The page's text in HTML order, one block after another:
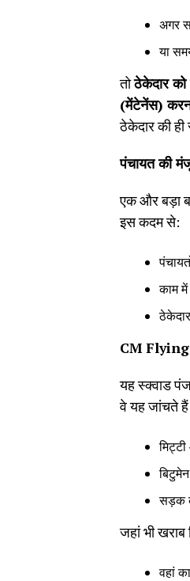
अगर
या
तोठेकेदार को
(मेंटेनेंस)
ठेकेदार की ही
पंचायत की
एक और बड़ा
इस कदम से:
काम में
CM
यह स्क्वाड
वे यह जांचते
सड़क
जहां भी खराब
वहां